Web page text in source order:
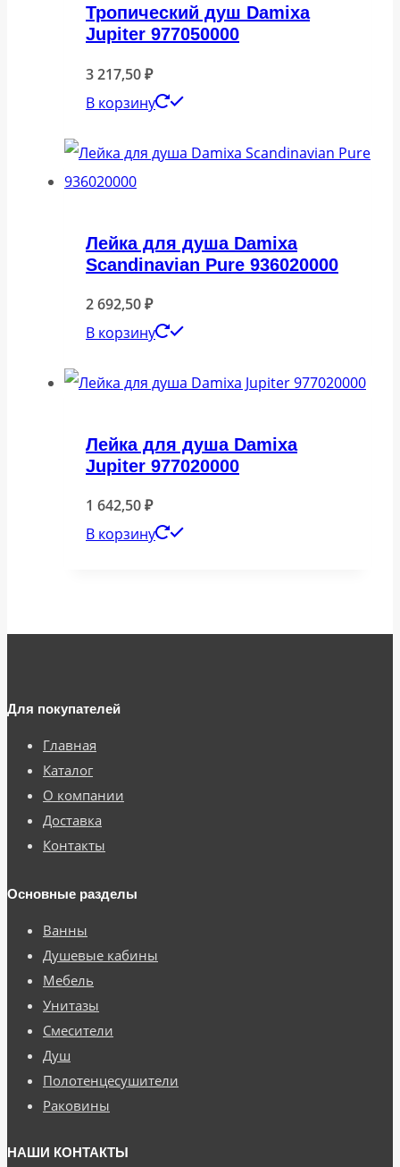
Тропический душ Damixa
Jupiter 977050000
3 217,50₽
В корзину
Лейка для душа Damixa
Scandinavian Pure 936020000
2 692,50₽
В корзину
Лейка для душа Damixa
Jupiter 977020000
1 642,50₽
В корзину
Для покупателей
Главная
Каталог
О компании
Доставка
Контакты
Основные разделы
Ванны
Душевые кабины
Мебель
Унитазы
Смесители
Душ
Полотенцесушители
Раковины
НАШИ КОНТАКТЫ